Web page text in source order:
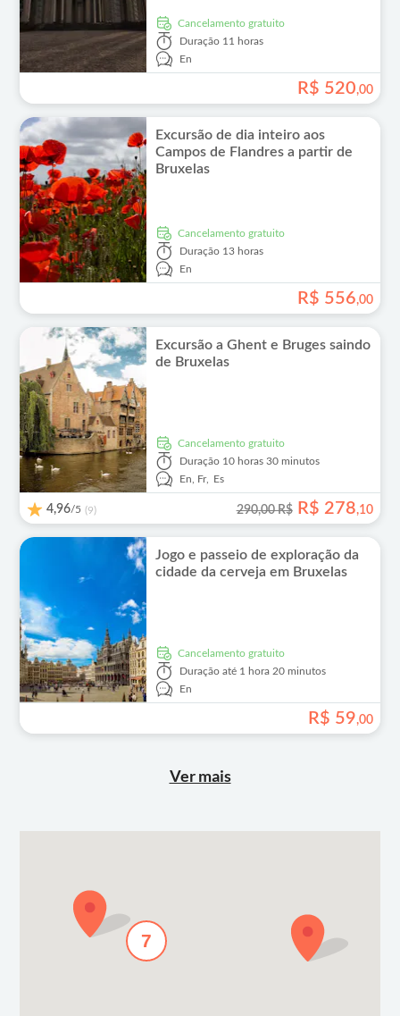
Cancelamento gratuito
Duração 11 horas
En
R$ 520,00
Excursão de dia inteiro aos
Campos de Flandres a partir de
Bruxelas
Cancelamento gratuito
Duração 13 horas
En
R$ 556,00
Excursão a Ghent e Bruges saindo
de Bruxelas
Cancelamento gratuito
Duração 10 horas 30 minutos
En,
Fr, Es
4,96/5 (9) 290,00 R$ R$ 278,10
Jogo e passeio de exploração da
cidade da cerveja em Bruxelas
Cancelamento gratuito
Duração até 1 hora 20 minutos
En
R$ 59,00
Ver mais
7